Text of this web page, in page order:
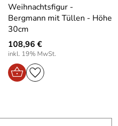
Miniatur mit Schwibbogen
– Höhe ca. 7 cm
Holz
Weihnachtsfigur -
Bergmann mit Tüllen - Höhe
30cm
108,96 €
inkl. 19% MwSt.